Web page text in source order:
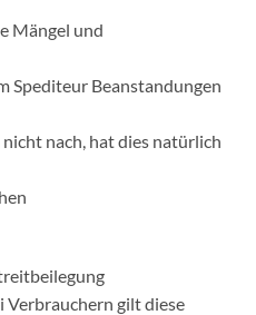
Mängel und
Spediteur Beanstandungen
nach, hat dies natürlich
Verbrauchern gilt diese